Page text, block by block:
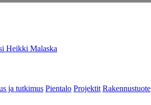
Heikki Malaska
ja tutkimus Pientalo Projektit Rakennustuote